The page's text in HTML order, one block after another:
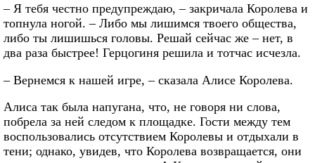
– Я тебя честно предупреждаю, – закричала Королева и
топнула ногой. – Либо мы лишимся твоего общества,
либо ты лишишься головы. Решай сейчас же – нет, в
два раза быстрее! Герцогиня решила и тотчас исчезла.
– Вернемся к нашей игре, – сказала Алисе Королева.
Алиса так была напугана, что, не говоря ни слова,
побрела за ней следом к площадке. Гости между тем
воспользовались отсутствием Королевы и отдыхали в
тени; однако, увидев, что Королева возвращается, они